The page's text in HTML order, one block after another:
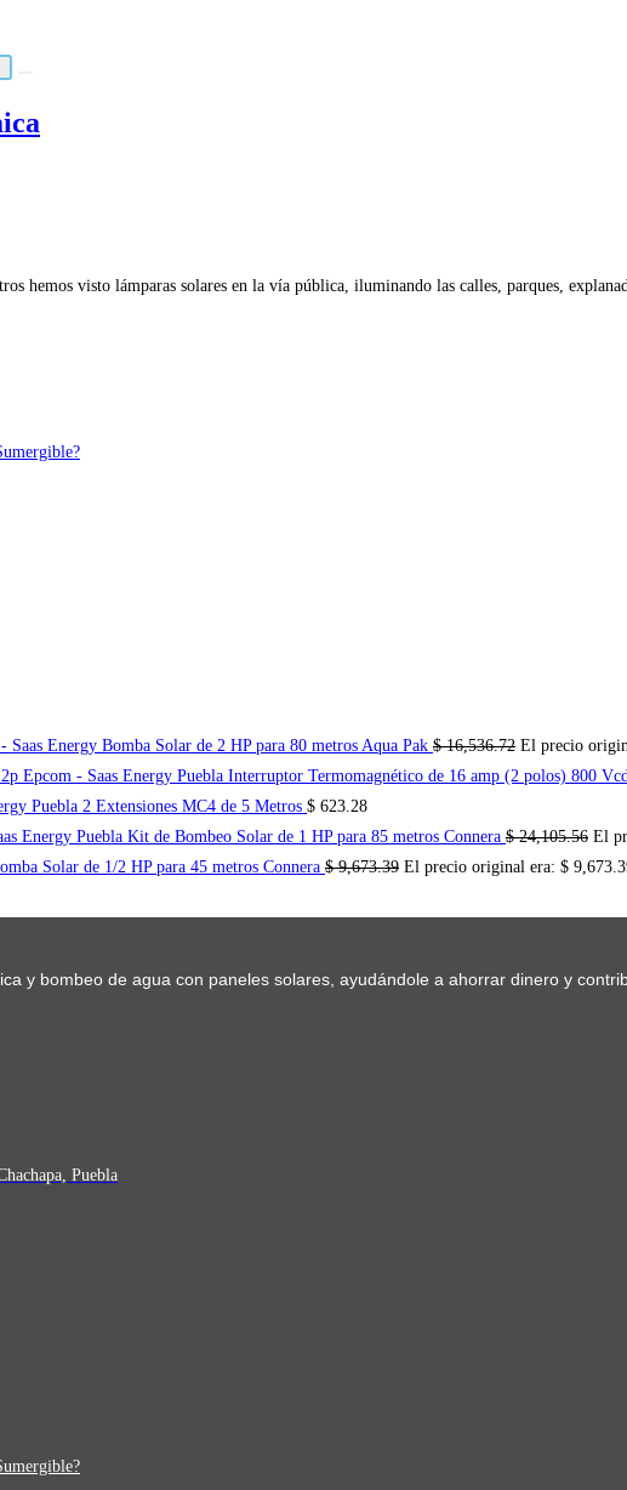
hemos visto lámparas solares en la vía pública, iluminando las calles, parques,
Bomba Solar de 2 HP para 80 metros Aqua Pak $16,536.72 El precio
Interruptor Termomagnético de 16 amp (2 polos) 800
2 Extensiones MC4 de 5 Metros $ 623.28
Kit de Bombeo Solar de 1 HP para 85 metros Connera $24,105.56 El
Solar de 1/2 HP para 45 metros Connera $9,673.39 El precio original era: $
y bombeo de agua con paneles solares, ayudándole a ahorrar dinero y
Puebla